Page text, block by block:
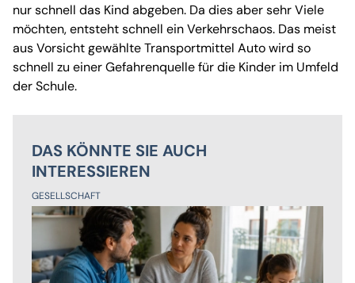
nur schnell das Kind abgeben. Da dies aber sehr Viele
möchten, entsteht schnell ein Verkehrschaos. Das meist
aus Vorsicht gewählte Transportmittel Auto wird so
schnell zu einer Gefahrenquelle für die Kinder im Umfeld
der Schule.
DAS KÖNNTE SIE AUCH
INTERESSIEREN
GESELLSCHAFT